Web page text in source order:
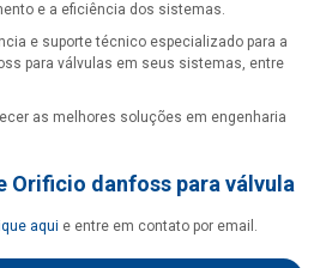
e a eficiência dos sistemas.
e suporte técnico especializado para a
para válvulas em seus sistemas, entre
as melhores soluções em engenharia
Orificio danfoss para válvula
aqui e entre em contato por email.